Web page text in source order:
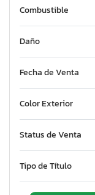
Combustible
Daño
Fecha de Venta
Color Exterior
Status de Venta
Tipo de Título